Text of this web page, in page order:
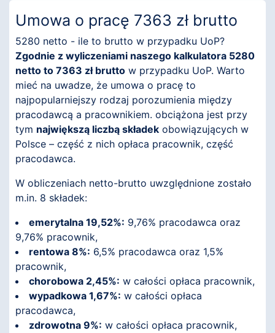
Umowa o pracę 7363 zł brutto
5280 netto - ile to brutto w przypadku UoP?
Zgodnie z wyliczeniami naszego kalkulatora 5280
netto to 7363 zł brutto w przypadku UoP. Warto
mieć na uwadze, że umowa o pracę to
najpopularniejszy rodzaj porozumienia między
pracodawcą a pracownikiem. obciążona jest przy
tym największą liczbą składek obowiązujących w
Polsce – część z nich opłaca pracownik, część
pracodawca.
W obliczeniach netto-brutto uwzględnione zostało
m.in. 8 składek:
emerytalna 19,52%: 9,76% pracodawca oraz
9,76% pracownik,
rentowa 8%: 6,5% pracodawca oraz 1,5%
pracownik,
chorobowa 2,45%: w całości opłaca pracownik,
wypadkowa 1,67%: w całości opłaca
pracodawca,
zdrowotna 9%: w całości opłaca pracownik,